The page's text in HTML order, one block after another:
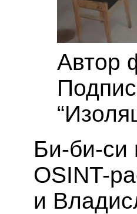
Автор
Би-би-си
OSINT-
и